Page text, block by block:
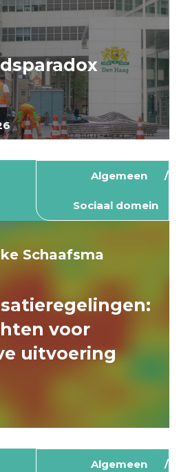
Algemeen
Sociaal domein
Schaafsma
voor
uitvoering
Algemeen